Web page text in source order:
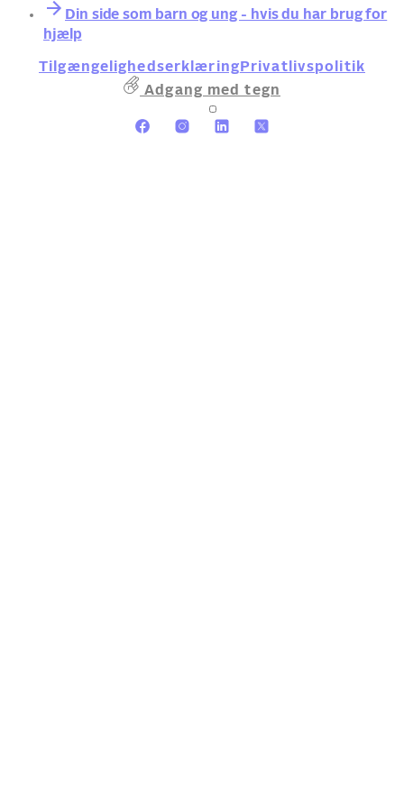
Din side som barn og ung - hvis du har brug for
hjælp
Tilgængelighedserklæring Privatlivspolitik
Adgang med tegn